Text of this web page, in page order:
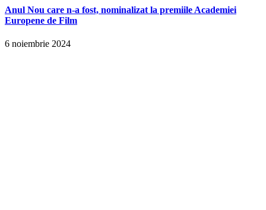
Anul Nou care n-a fost, nominalizat la premiile Academiei
Europene de Film
6 noiembrie 2024